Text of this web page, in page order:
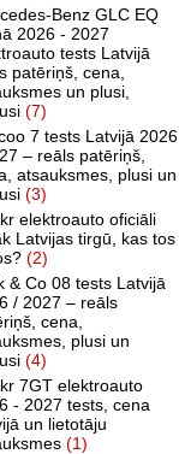
Benz GLC EQ
2026 - 2027
tests Latvijā
patēriņš, cena,
un plusi,
(7)
7 tests Latvijā 2026
– reāls patēriņš,
atsauksmes, plusi un
(3)
elektroauto oficiāli
Latvijas tirgū, kas tos
(2)
& Co 08 tests Latvijā
/ 2027 – reāls
cena,
plusi un
(4)
7GT elektroauto
- 2027 tests, cena
un lietotāju
(1)